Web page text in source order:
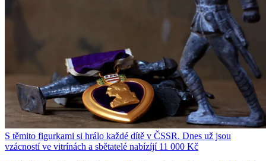
S těmito figurkami si hrálo každé dítě v ČSSR. Dnes už jsou
vzácností ve vitrínách a sbětatelé nabízíjí 11 000 Kč